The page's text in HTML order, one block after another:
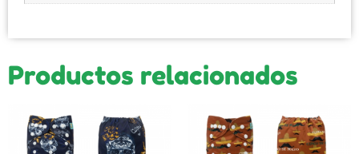
Productos relacionados